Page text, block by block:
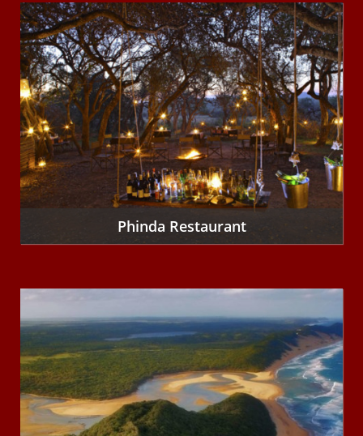
Phinda Restaurant